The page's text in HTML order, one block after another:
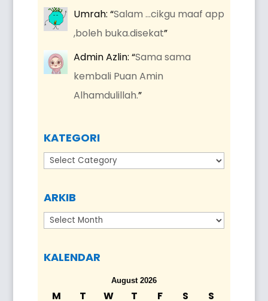
Umrah: “Salam …cikgu maaf app
,boleh buka.disekat”
Admin Azlin: “Sama sama
kembali Puan Amin
Alhamdulillah.”
KATEGORI
Kategori
ARKIB
Arkib
KALENDAR
August 2026
M T W T F S S